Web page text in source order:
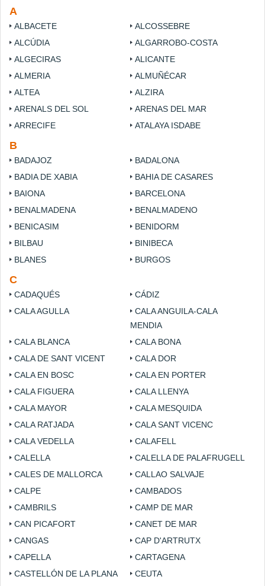
A
ALBACETE
ALCOSSEBRE
ALCÚDIA
ALGARROBO-COSTA
ALGECIRAS
ALICANTE
ALMERIA
ALMUÑÉCAR
ALTEA
ALZIRA
ARENALS DEL SOL
ARENAS DEL MAR
ARRECIFE
ATALAYA ISDABE
B
BADAJOZ
BADALONA
BADIA DE XABIA
BAHIA DE CASARES
BAIONA
BARCELONA
BENALMADENA
BENALMADENO
BENICASIM
BENIDORM
BILBAU
BINIBECA
BLANES
BURGOS
C
CADAQUÉS
CÁDIZ
CALA AGULLA
CALA ANGUILA-CALA
MENDIA
CALA BLANCA
CALA BONA
CALA DE SANT VICENT
CALA DOR
CALA EN BOSC
CALA EN PORTER
CALA FIGUERA
CALA LLENYA
CALA MAYOR
CALA MESQUIDA
CALA RATJADA
CALA SANT VICENC
CALA VEDELLA
CALAFELL
CALELLA
CALELLA DE PALAFRUGELL
CALES DE MALLORCA
CALLAO SALVAJE
CALPE
CAMBADOS
CAMBRILS
CAMP DE MAR
CAN PICAFORT
CANET DE MAR
CANGAS
CAP D'ARTRUTX
CAPELLA
CARTAGENA
CASTELLÓN DE LA PLANA
CEUTA